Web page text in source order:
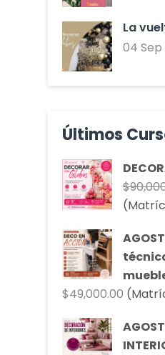
La
04 Sep
Últimos
$
$49,000.00